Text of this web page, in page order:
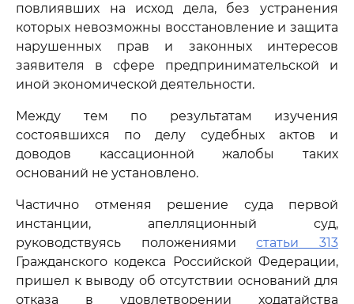
повлиявших на исход дела, без устранения
которых невозможны восстановление и защита
нарушенных прав и законных интересов
заявителя в сфере предпринимательской и
иной экономической деятельности.
Между тем по результатам изучения
состоявшихся по делу судебных актов и
доводов кассационной жалобы таких
оснований не установлено.
Частично отменяя решение суда первой
инстанции, апелляционный суд,
руководствуясь положениямистатьи 313
Гражданского кодекса Российской Федерации,
пришел к выводу об отсутствии оснований для
отказа в удовлетворении ходатайства